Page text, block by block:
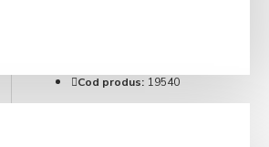
Cod produs: 19540